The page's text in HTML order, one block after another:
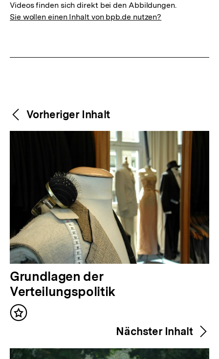
Videos finden sich direkt bei den Abbildungen.
Sie wollen einen Inhalt von bpb.de nutzen?
Weitere
Inhalte
Content-
Navigation
Vorheriger Inhalt
V
o
r
h
r
Grundlagen der
Verteilungspolitik
Inhalt
Nächster Inhalt